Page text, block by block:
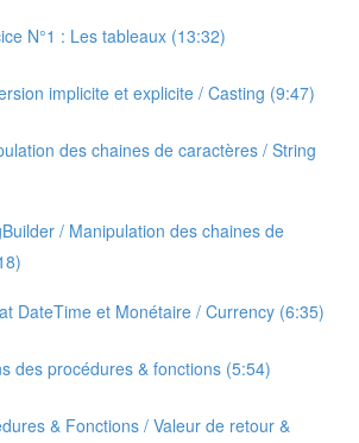
N°1 : Les tableaux (13:32)
implicite et explicite / Casting (9:47)
des chaines de caractères / String
/ Manipulation des chaines de
DateTime et Monétaire / Currency (6:35)
des procédures & fonctions (5:54)
& Fonctions / Valeur de retour &